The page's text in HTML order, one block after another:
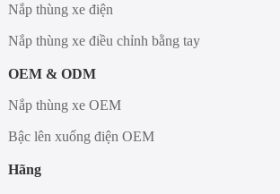
Nắp thùng xe điện
Nắp thùng xe điều chỉnh bằng tay
OEM & ODM
Nắp thùng xe OEM
Bậc lên xuống điện OEM
Hãng